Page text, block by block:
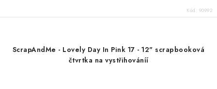
Kód: 90992
ScrapAndMe - Lovely Day In Pink 17 - 12" scrapbooková
čtvrtka na vystřihováníí